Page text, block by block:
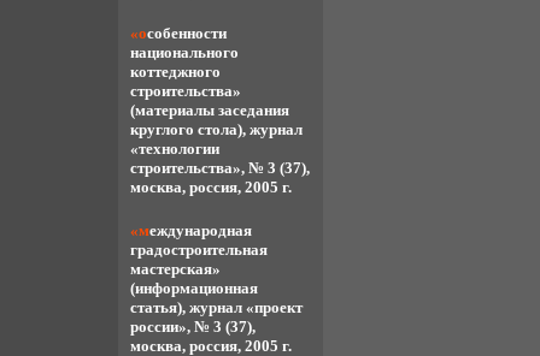
«особенности
национального
коттеджного
строительства»
(материалы заседания
круглого стола), журнал
«технологии
строительства», № 3 (37),
москва, россия, 2005 г.
«международная
градостроительная
мастерская»
(информационная
статья), журнал «проект
россии», № 3 (37),
москва, россия, 2005 г.